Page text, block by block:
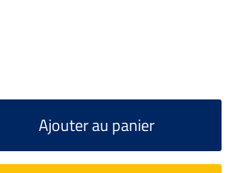
Ajouter au panier